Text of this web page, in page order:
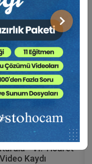
Sonraki
- VI. Ticaret
Kaydı